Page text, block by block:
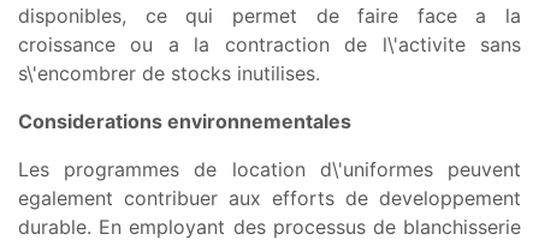
disponibles, ce qui permet de faire face a la
croissance ou a la contraction de l\'activite sans
s\'encombrer de stocks inutilises.
Considerations environnementales
Les programmes de location d\'uniformes peuvent
egalement contribuer aux efforts de developpement
durable. En employant des processus de blanchisserie